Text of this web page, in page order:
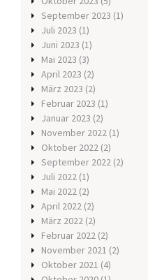
September 2023 (1)
Juli 2023 (1)
Juni 2023 (1)
Mai 2023 (3)
April 2023 (2)
März 2023 (2)
Februar 2023 (1)
Januar 2023 (2)
November 2022 (1)
Oktober 2022 (2)
September 2022 (2)
Juli 2022 (1)
Mai 2022 (2)
April 2022 (2)
März 2022 (2)
Februar 2022 (2)
November 2021 (2)
Oktober 2021 (4)